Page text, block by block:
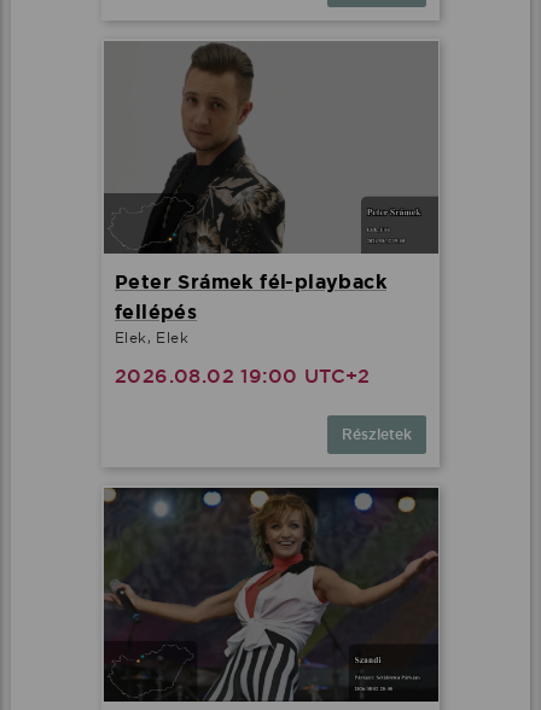
Peter Srámek fél-playback
fellépés
Elek, Elek
2026.08.02 19:00 UTC+2
Részletek